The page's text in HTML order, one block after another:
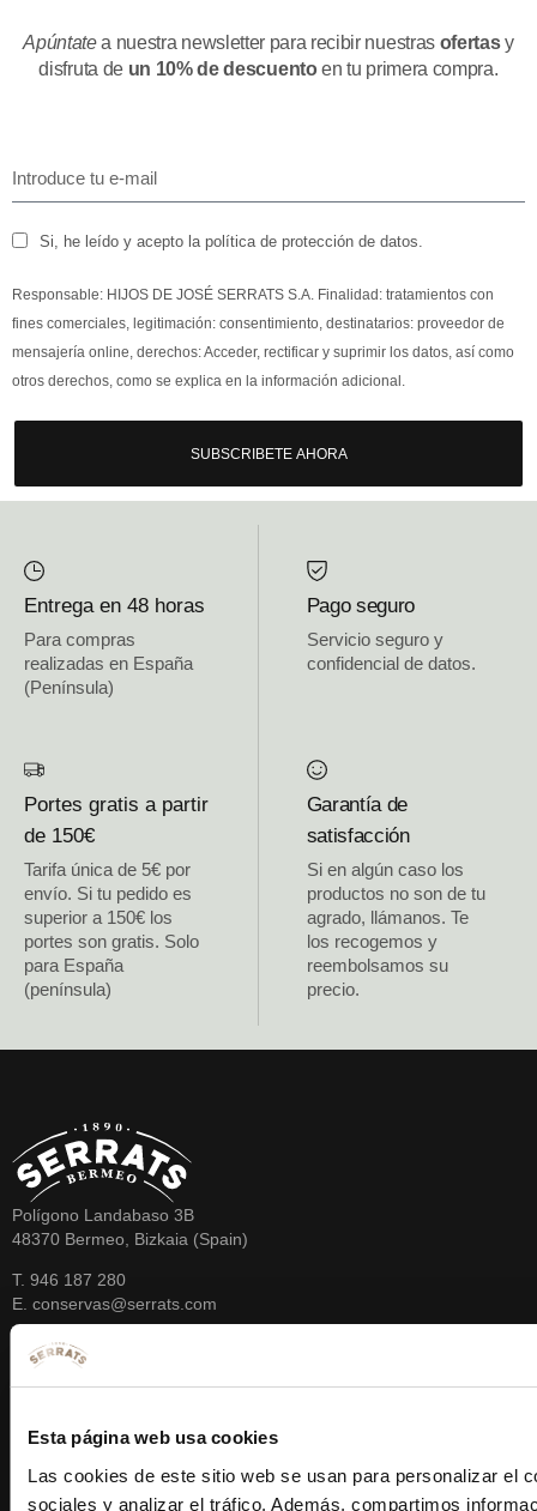
Esta página web usa cookies
Las cookies de este sitio web se usan para personalizar el
sociales y analizar el tráfico. Además, compartimos
Apúntatea nuestra newsletter para recibir nuestras ofertasy
disfruta de un 10% de descuentoen tu primera compra.
Si, he leído y acepto la política de protección de datos.
Responsable: HIJOS DE JOSÉ SERRATS S.A. Finalidad: tratamientos con
fines comerciales, legitimación: consentimiento, destinatarios: proveedor de
mensajería online, derechos: Acceder, rectificar y suprimir los datos, así como
otros derechos, como se explica en la información adicional.
SUBSCRIBETE AHORA
Entrega en 48 horas
Para compras
realizadas en España
(Península)
Pago seguro
Servicio seguro y
confidencial de datos.
Portes gratis a partir
de 150€
Tarifa única de 5€ por
envío. Si tu pedido es
superior a 150€ los
portes son gratis. Solo
para España
(península)
Garantía de
satisfacción
Si en algún caso los
productos no son de tu
agrado, llámanos. Te
los recogemos y
reembolsamos su
precio.
Polígono Landabaso 3B
48370 Bermeo, Bizkaia (Spain)
T. 946 187 280
E. conservas@serrats.com
© 2023 Conservas
Serrats